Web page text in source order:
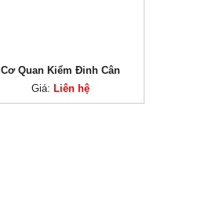
Cơ Quan Kiểm Đinh Cân
Giá: Liên hệ